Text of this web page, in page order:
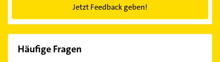
Jetzt Feedback geben!
Häufige Fragen